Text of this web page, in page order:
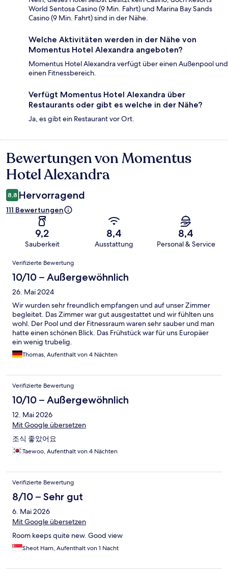
World Sentosa Casino (9 Min. Fahrt) und Marina Bay Sands
Casino (9 Min. Fahrt) sind in der Nähe.
Welche Aktivitäten werden in der Nähe von
Momentus Hotel Alexandra angeboten?
Momentus Hotel Alexandra verfügt über einen Außenpool und
einen Fitnessbereich.
Verfügt Momentus Hotel Alexandra über
Restaurants oder gibt es welche in der Nähe?
Ja, es gibt ein Restaurant vor Ort.
Bewertungen
Bewertungen von Momentus
Hotel Alexandra
8,8 Hervorragend
111 Bewertungen
9,2
Sauberkeit
8,4
Ausstattung
8,4
Personal & Service
Bewertungen
Verifizierte Bewertung
10/10 – Außergewöhnlich
26. Mai 2024
Wir wurden sehr freundlich empfangen und auf unser Zimmer
begleitet. Das Zimmer war gut ausgestattet und wir fühlten uns
wohl. Der Pool und der Fitnessraum waren sehr sauber und man
hatte einen schönen Blick. Das Frühstück war für uns Europäer
ein wenig trubelig.
Thomas, Aufenthalt von 4 Nächten
Verifizierte Bewertung
10/10 – Außergewöhnlich
12. Mai 2026
Mit Google übersetzen
조식 좋았어요
Taewoo, Aufenthalt von 4 Nächten
Verifizierte Bewertung
8/10 – Sehr gut
6. Mai 2026
Mit Google übersetzen
Room keeps quite new. Good view
Sheot Harn, Aufenthalt von 1 Nacht